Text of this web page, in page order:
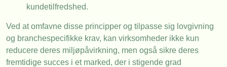
kundetilfredshed.
Ved at omfavne disse principper og tilpasse sig lovgivning
og branchespecifikke krav, kan virksomheder ikke kun
reducere deres miljøpåvirkning, men også sikre deres
fremtidige succes i et marked, der i stigende grad